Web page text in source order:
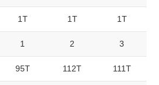
1T 1T 1T
1 2 3
95T 112T 111T